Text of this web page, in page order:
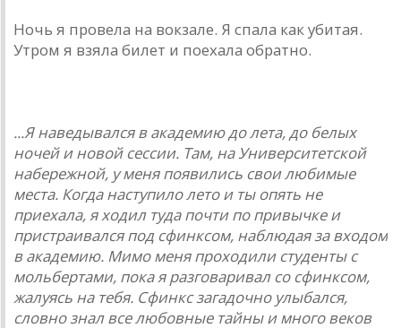
Ночь я провела на вокзале. Я спала как убитая.
Утром я взяла билет и поехала обратно.
...Я наведывался в академию до лета, до белых
ночей и новой сессии. Там, на Университетской
набережной, у меня появились свои любимые
места. Когда наступило лето и ты опять не
приехала, я ходил туда почти по привычке и
пристраивался под сфинксом, наблюдая за входом
в академию. Мимо меня проходили студенты с
мольбертами, пока я разговаривал со сфинксом,
жалуясь на тебя. Сфинкс загадочно улыбался,
словно знал все любовные тайны и много веков